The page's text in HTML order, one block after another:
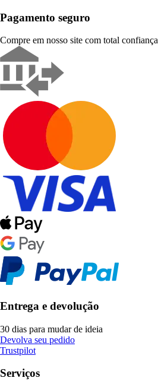
Pagamento seguro
Compre em nosso site com total confiança
Entrega e devolução
30 dias para mudar de ideia
Devolva seu pedido
Trustpilot
Serviços